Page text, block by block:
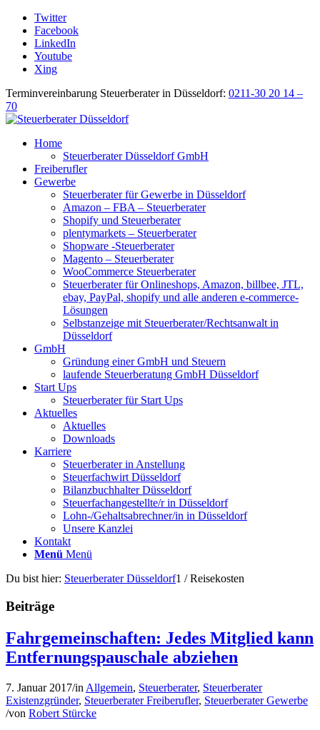
Twitter
Facebook
LinkedIn
Youtube
Xing
Terminvereinbarung Steuerberater in Düsseldorf: 0211-30 20 14 –
70
Home
Steuerberater Düsseldorf GmbH
Freiberufler
Gewerbe
Steuerberater für Gewerbe in Düsseldorf
Amazon – FBA – Steuerberater
Shopify und Steuerberater
plentymarkets – Steuerberater
Shopware -Steuerberater
Magento – Steuerberater
WooCommerce Steuerberater
Steuerberater für Onlineshops, Amazon, billbee, JTL,
ebay, PayPal, shopify und alle anderen e-commerce-
Lösungen
Selbstanzeige mit Steuerberater/Rechtsanwalt in
Düsseldorf
GmbH
Gründung einer GmbH und Steuern
laufende Steuerberatung GmbH Düsseldorf
Start Ups
Steuerberater für Start Ups
Aktuelles
Aktuelles
Downloads
Karriere
Steuerberater in Anstellung
Steuerfachwirt Düsseldorf
Bilanzbuchhalter Düsseldorf
Steuerfachangestellte/r in Düsseldorf
Lohn-/Gehaltsabrechner/in in Düsseldorf
Unsere Kanzlei
Kontakt
Menü Menü
Du bist hier: Steuerberater Düsseldorf1 / Reisekosten
Beiträge
Fahrgemeinschaften: Jedes Mitglied kann
Entfernungspauschale abziehen
7. Januar 2017/in Allgemein, Steuerberater, Steuerberater
Existenzgründer, Steuerberater Freiberufler, Steuerberater Gewerbe
/von Robert Stürcke